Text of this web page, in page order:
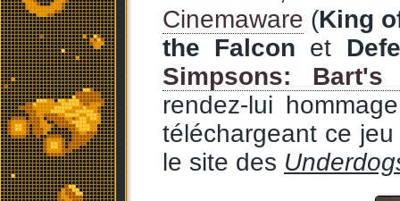
Cinemaware (King
the Falcon et
Simpsons: Bart's
rendez-lui
téléchargeant ce
le site des